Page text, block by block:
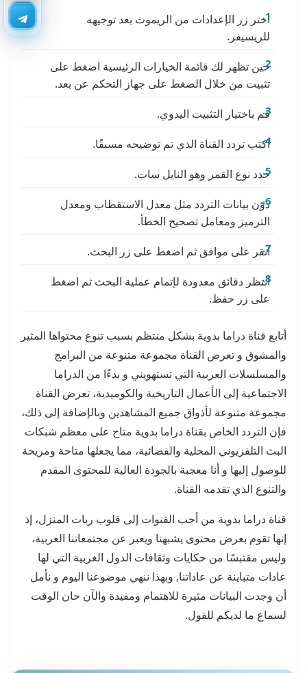
اختر زر الإعدادات من الريموت بعد توجيهه
للريسيفر.
حين تظهر لك قائمة الخيارات الرئيسية اضغط على
تثبيت من خلال الضغط على جهاز التحكم عن بعد.
قم باختيار التثبيت اليدوي.
اكتب تردد القناة الذي تم توضيحه مسبقًا.
حدد نوع القمر وهو النايل سات.
دوّن بيانات التردد مثل معدل الاستقطاب ومعدل
الترميز ومعامل تصحيح الخطأ.
انقر على موافق ثم اضغط على زر البحث.
انتظر دقائق معدودة لإتمام عملية البحث ثم اضغط
على زر حفظ.
أتابع قناة دراما بدوية بشكل منتظم بسبب تنوع محتواها المثير
والمشوق و تعرض القناة مجموعة متنوعة من البرامج
والمسلسلات العربية التي تستهويني و بدءًا من الدراما
الاجتماعية إلى الأعمال التاريخية والكوميدية، تعرض القناة
مجموعة متنوعة لأذواق جميع المشاهدين وبالإضافة إلى ذلك،
فإن التردد الخاص بقناة دراما بدوية متاح على معظم شبكات
البث التلفزيوني المحلية والفضائية، مما يجعلها متاحة ومريحة
للوصول إليها و أنا معجبة بالجودة العالية للمحتوى المقدم
والتنوع الذي تقدمه القناة.
قناة دراما بدوية من أحب القنوات إلى قلوب ربات المنزل، إذ
إنها تقوم بعرض محتوى يشبهنا ويعبر عن مجتمعاتنا العربية،
وليس مقتبسًا من حكايات وثقافات الدول الغربية التي لها
عادات متباينة عن عاداتنا, وبهذا ننهي موضوعنا اليوم و نأمل
أن وجدت البيانات مثيرة للاهتمام ومفيدة والآن حان الوقت
لسماع ما لديكم للقول.